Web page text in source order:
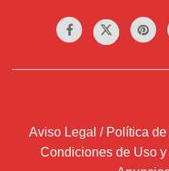
Aviso Legal / Política
Condiciones de Uso